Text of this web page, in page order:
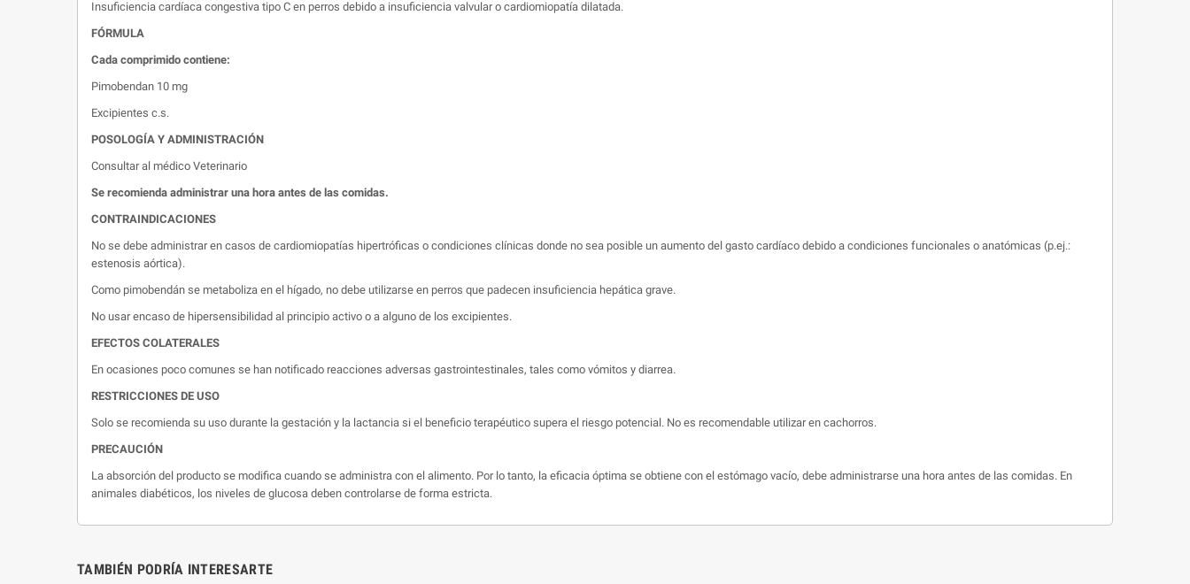
Insuficiencia cardíaca congestiva tipo C en perros debido a insuficiencia valvular o cardiomiopatía dilatada.
FÓRMULA
Cada comprimido contiene:
Pimobendan 10 mg
Excipientes c.s.
POSOLOGÍA Y ADMINISTRACIÓN
Consultar al médico Veterinario
Se recomienda administrar una hora antes de las comidas.
CONTRAINDICACIONES
No se debe administrar en casos de cardiomiopatías hipertróficas o condiciones clínicas donde no sea posible un aumento del gasto cardíaco debido a condiciones funcionales o anatómicas (p.ej.:
estenosis aórtica).
Como pimobendán se metaboliza en el hígado, no debe utilizarse en perros que padecen insuficiencia hepática grave.
No usar encaso de hipersensibilidad al principio activo o a alguno de los excipientes.
EFECTOS COLATERALES
En ocasiones poco comunes se han notificado reacciones adversas gastrointestinales, tales como vómitos y diarrea.
RESTRICCIONES DE USO
Solo se recomienda su uso durante la gestación y la lactancia si el beneficio terapéutico supera el riesgo potencial. No es recomendable utilizar en cachorros.
PRECAUCIÓN
La absorción del producto se modifica cuando se administra con el alimento. Por lo tanto, la eficacia óptima se obtiene con el estómago vacío, debe administrarse una hora antes de las comidas. En
animales diabéticos, los niveles de glucosa deben controlarse de forma estricta.
TAMBIÉN PODRÍA INTERESARTE